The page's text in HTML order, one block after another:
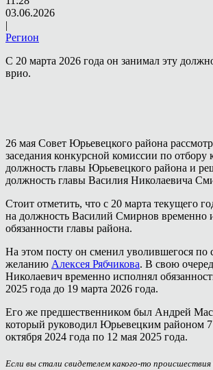
03.06.2026
|
Регион
С 20 марта 2026 года он занимал эту
врио.
26 мая Совет Юрьевецкого района
заседания конкурсной комиссии по отбору
должность главы Юрьевецкого района и
должность главы Василия Николаевича
Стоит отметить, что с 20 марта текущего
на должность Василий Смирнов временно
обязанности главы района.
На этом посту он сменил уволившегося по
желанию Алексея Рябчикова. В свою
Николаевич временно исполнял
2025 года до 19 марта 2026 года.
Его же предшественником был Андрей
который руководил Юрьевецким районом 7
октября 2024 года по 12 мая 2025 года.
Если вы стали свидетелем какого-то происшествия